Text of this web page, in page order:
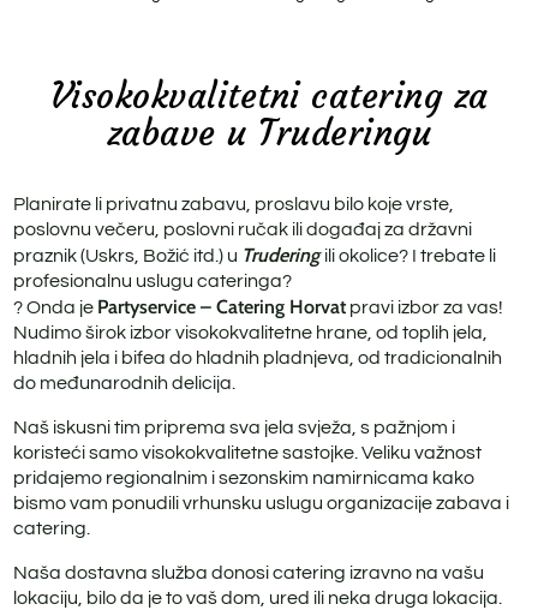
Visokokvalitetni catering za
zabave u Truderingu
Planirate li privatnu zabavu, proslavu bilo koje vrste,
poslovnu večeru, poslovni ručak ili događaj za državni
praznik (Uskrs, Božić itd.) u Truderingili okolice? I trebate li
profesionalnu uslugu cateringa?
? Onda je Partyservice – Catering Horvatpravi izbor za vas!
Nudimo širok izbor visokokvalitetne hrane, od toplih jela,
hladnih jela i bifea do hladnih pladnjeva, od tradicionalnih
do međunarodnih delicija.
Naš iskusni tim priprema sva jela svježa, s pažnjom i
koristeći samo visokokvalitetne sastojke. Veliku važnost
pridajemo regionalnim i sezonskim namirnicama kako
bismo vam ponudili vrhunsku uslugu organizacije zabava i
catering.
Naša dostavna služba donosi catering izravno na vašu
lokaciju, bilo da je to vaš dom, ured ili neka druga lokacija.